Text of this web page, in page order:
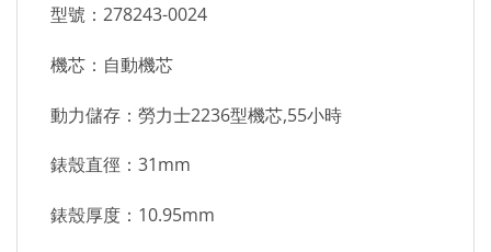
型號：278243-0024
機芯：自動機芯
動力儲存：勞力士2236型機芯,55小時
錶殼直徑：31mm
錶殼厚度：10.95mm